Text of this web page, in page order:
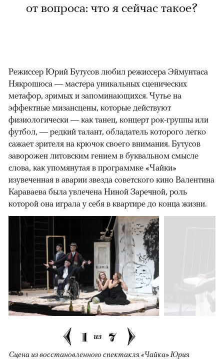
от вопроса: что я сейчас такое?
Режиссер Юрий Бутусов любил режиссера Эймунтаса
Някрошюса — мастера уникальных сценических
метафор, зримых и запоминающихся. Чутье на
эффектные мизансцены, которые действуют
физиологически — как танец, концерт рок-группы или
футбол, — редкий талант, обладатель которого легко
сажает зрителя на крючок своего внимания. Бутусов
заворожен литовским гением в буквальном смысле
слова, как упомянутая в программке «Чайки»
изувеченная в аварии звезда советского кино Валентина
Караваева была увлечена Ниной Заречной, роль
которой она играла у себя в квартире до конца жизни.
1 из 7
Сцена из восстановленного спектакля «Чайка» Юрия